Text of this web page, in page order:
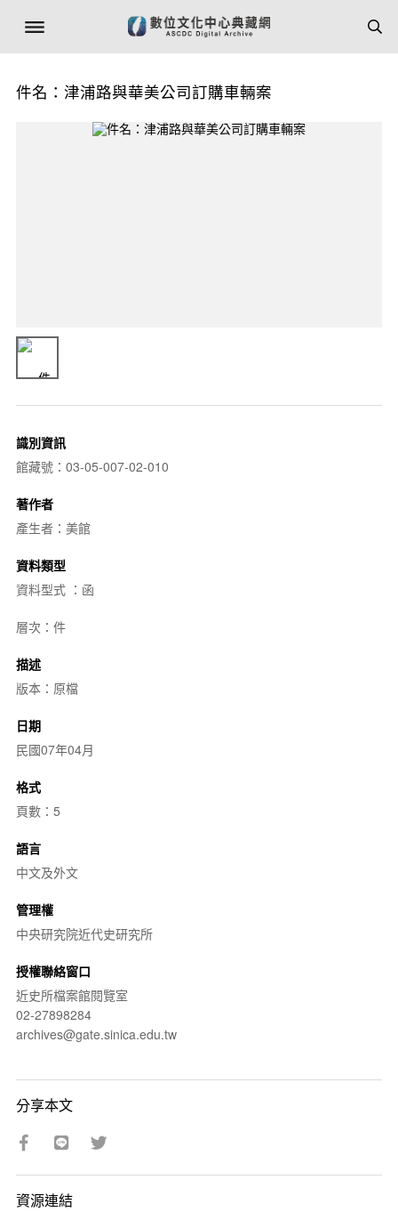
件名：津浦路與華美公司訂購車輛案
識別資訊
館藏號：03-05-007-02-010
著作者
產生者：美館
資料類型
資料型式 ：函
層次：件
描述
版本：原檔
日期
民國07年04月
格式
頁數：5
語言
中文及外文
管理權
中央研究院近代史研究所
授權聯絡窗口
近史所檔案館閱覽室
02-27898284
archives@gate.sinica.edu.tw
分享本文
資源連結